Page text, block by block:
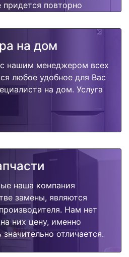
повторно
на дом
нашим менеджером всех
любое удобное для Вас
на дом. Услуга
наша компания
замены, являются
Нам нет
них цену, именно
отличается.